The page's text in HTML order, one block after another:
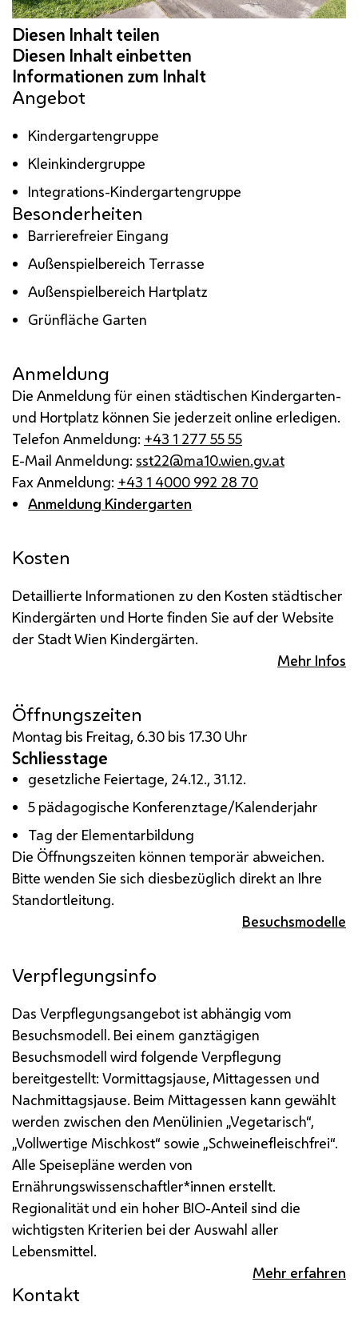
Angebot
Kindergartengruppe
Kleinkindergruppe
Integrations-Kindergartengruppe
Besonderheiten
Barrierefreier Eingang
Außenspielbereich Terrasse
Außenspielbereich Hartplatz
Grünfläche Garten
Anmeldung
Die Anmeldung für einen städtischen Kindergarten-
und Hortplatz können Sie jederzeit online erledigen.
Telefon Anmeldung: +43 1 277 55 55
E-Mail Anmeldung: sst22@ma10.wien.gv.at
Fax Anmeldung: +43 1 4000 992 28 70
Anmeldung Kindergarten
Kosten
Detaillierte Informationen zu den Kosten städtischer
Kindergärten und Horte finden Sie auf der Website
der Stadt Wien Kindergärten.
Mehr Infos
Öffnungszeiten
Montag bis Freitag, 6.30 bis 17.30 Uhr
Schliesstage
gesetzliche Feiertage, 24.12., 31.12.
5 pädagogische Konferenztage/Kalenderjahr
Tag der Elementarbildung
Die Öffnungszeiten können temporär abweichen.
Bitte wenden Sie sich diesbezüglich direkt an Ihre
Standortleitung.
Besuchsmodelle
Verpflegungsinfo
Das Verpflegungsangebot ist abhängig vom
Besuchsmodell. Bei einem ganztägigen
Besuchsmodell wird folgende Verpflegung
bereitgestellt: Vormittagsjause, Mittagessen und
Nachmittagsjause. Beim Mittagessen kann gewählt
werden zwischen den Menülinien „Vegetarisch“,
„Vollwertige Mischkost“ sowie „Schweinefleischfrei“.
Alle Speisepläne werden von
Ernährungswissenschaftler*innen erstellt.
Regionalität und ein hoher BIO-Anteil sind die
wichtigsten Kriterien bei der Auswahl aller
Lebensmittel.
Mehr erfahren
Kontakt